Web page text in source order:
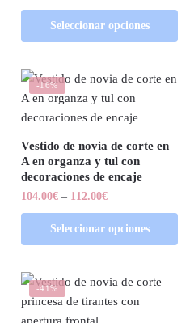
Seleccionar opciones
-16%
Vestido de novia de corte en
A en organza y tul con
decoraciones de encaje
104.00€ – 112.00€
Seleccionar opciones
-41%